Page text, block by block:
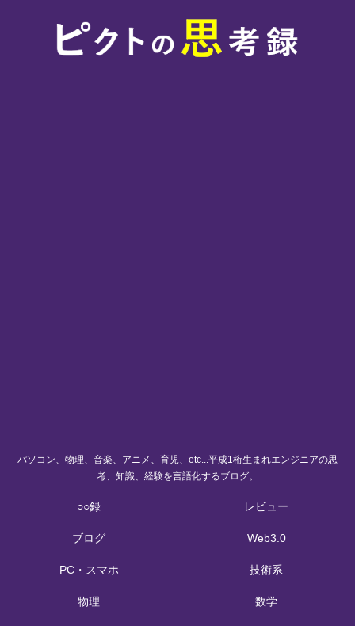
パソコン、物理、音楽、アニメ、育児、etc...平成1桁生まれエンジニアの思
考、知識、経験を言語化するブログ。
○○録 レビュー
ブログ Web3.0
PC・スマホ 技術系
物理 数学